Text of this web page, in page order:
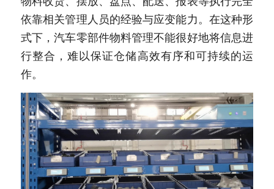
依靠相关管理人员的经验与应变能力。在这种形
式下，汽车零部件物料管理不能很好地将信息进
行整合，难以保证仓储高效有序和可持续的运
作。